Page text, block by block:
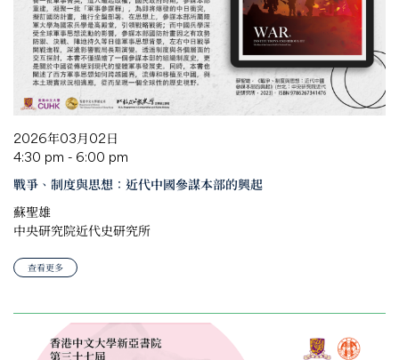
2026年03月02日
4:30 pm - 6:00 pm
戰爭、制度與思想：近代中國參謀本部的興起
蘇聖雄
中央研究院近代史研究所
查看更多